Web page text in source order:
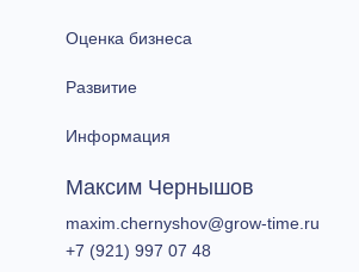
Оценка бизнеса
Развитие
Информация
Максим Чернышов
​maxim.chernyshov@grow-time.ru​
+7 (921) 997 07 48